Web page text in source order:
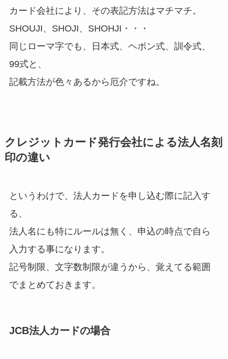
カード会社により、その表記方法はマチマチ。
SHOUJI、SHOJI、SHOHJI・・・
同じローマ字でも、日本式、ヘボン式、訓令式、
99式と、
記載方法が色々あるから厄介ですね。
クレジットカード発行会社による法人名刻
印の違い
というわけで、法人カードを申し込む際に記入す
る、
法人名にも特にルールは無く、申込の時点で自ら
入力する事になります。
記号制限、文字数制限が違うから、覚えてる範囲
でまとめておきます。
JCB法人カードの場合